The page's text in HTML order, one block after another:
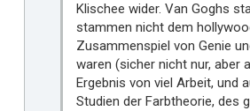
Klischee wider. Van Goghs
stammen nicht dem
Zusammenspiel von Genie
waren (sicher nicht nur, aber
Ergebnis von viel Arbeit, und
Studien der Farbtheorie, des